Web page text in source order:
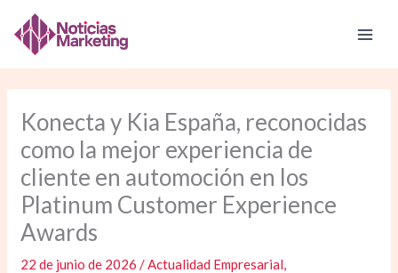
contenido
Konecta y Kia España, reconocidas
como la mejor experiencia de
cliente en automoción en los
Platinum Customer Experience
Awards
22 de junio de 2026/Actualidad Empresarial,